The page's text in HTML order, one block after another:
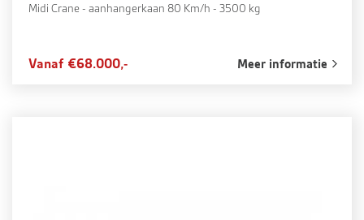
Midi Crane - aanhangerkaan 80 Km/h - 3500 kg
Vanaf €68.000,- Meer informatie